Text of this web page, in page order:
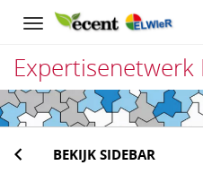
Navigation
Direct
naar
het
BEKIJK SIDEBAR